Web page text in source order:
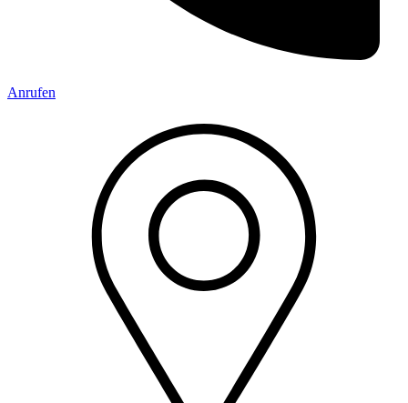
Anrufen